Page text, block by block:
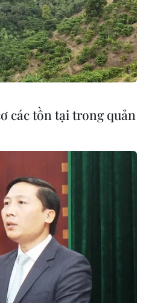
lạc lõng và “mất tích”
hòa 4-4 với Đội tuyển
nay (9/6).
Trường không có cơ
Gangwon
các tồn tại trong quản